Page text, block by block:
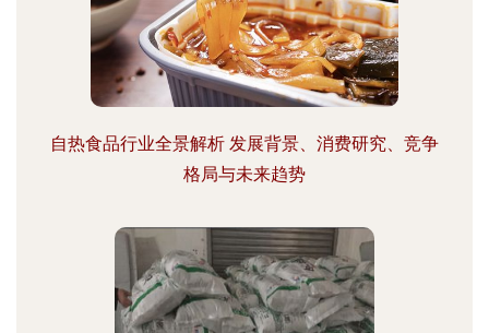
自热食品行业全景解析 发展背景、消费研究、竞争
格局与未来趋势